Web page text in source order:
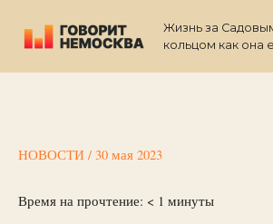
содержимому
Жизнь за
кольцом как она
НОВОСТИ / 30 мая 2023
Время на прочтение: < 1 минуты